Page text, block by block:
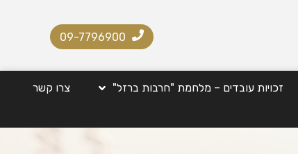
09-7796900
זכויות עובדים – מלחמת "חרבות ברזל" צרו קשר